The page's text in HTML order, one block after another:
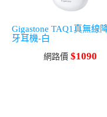
Gigastone TAQ1真無線
牙耳機-白
網路價 $1090